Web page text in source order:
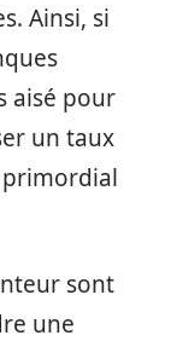
Ainsi, si
aisé pour
un taux
primordial
sont
une